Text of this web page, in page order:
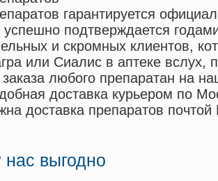
гарантируется
успешно подтверждается
и скромных клиентов,
или Сиалис в аптеке вслух,
любого препаратан на
доставка курьером по
доставка препаратов
нас выгодно